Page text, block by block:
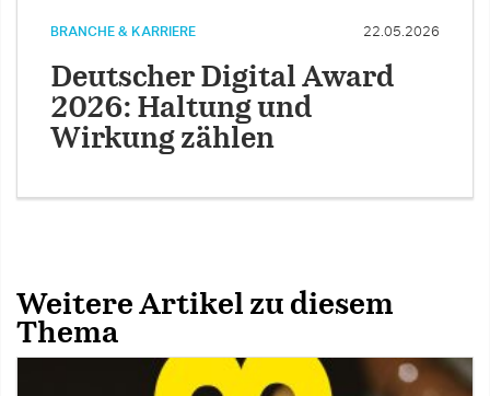
BRANCHE & KARRIERE 22.05.2026
Deutscher Digital Award
2026: Haltung und
Wirkung zählen
Weitere Artikel zu diesem
Thema